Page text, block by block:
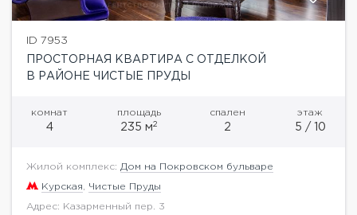
ID 7953
ПРОСТОРНАЯ КВАРТИРА С ОТДЕЛКОЙ
В РАЙОНЕ ЧИСТЫЕ ПРУДЫ
комнат
4
площадь
235 м2
спален
2
этаж
5 / 10
Жилой комплекс: Дом на Покровском бульваре
Курская Чистые Пруды
Адрес: Казарменный пер. 3